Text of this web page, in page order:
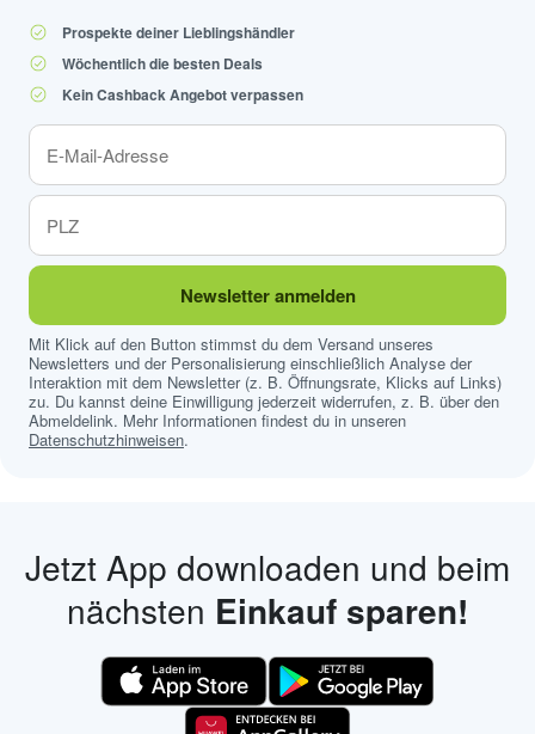
Prospekte deiner Lieblingshändler
Wöchentlich die besten Deals
Kein Cashback Angebot verpassen
Newsletter anmelden
Mit Klick auf den Button stimmst du dem Versand unseres
Newsletters und der Personalisierung einschließlich Analyse der
Interaktion mit dem Newsletter (z. B. Öffnungsrate, Klicks auf Links)
zu. Du kannst deine Einwilligung jederzeit widerrufen, z. B. über den
Abmeldelink. Mehr Informationen findest du in unseren
Datenschutzhinweisen.
Jetzt App downloaden und beim
nächsten Einkauf sparen!